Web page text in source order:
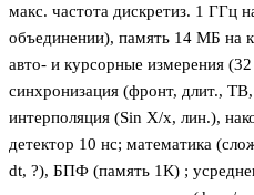
макс. частота дискретиз. 1 ГГц
объединении), память 14 МБ на
авто- и курсорные измерения
синхронизация (фронт, длит.,
интерполяция (Sin X/х, лин.),
детектор 10 нс; математика
dt, ?), БПФ (память 1К) ;